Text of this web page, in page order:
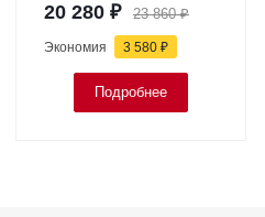
20 280 ₽ 23 860₽
Экономия 3 580 ₽
Подробнее